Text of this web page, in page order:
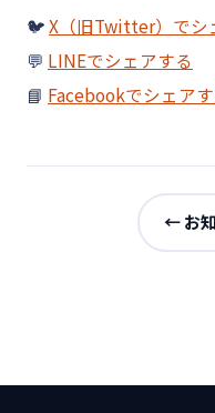
🐦X（旧Twitter）でシ
💬 LINEでシェアする
📘 Facebookでシェア
← お